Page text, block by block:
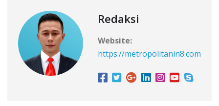
Redaksi
Website:
https://metropolitanin8.com